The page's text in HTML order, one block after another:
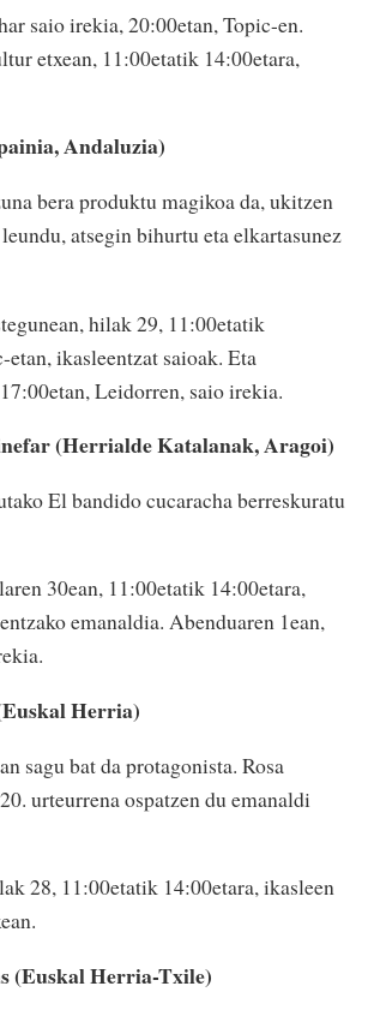
saio irekia, 20:00etan, Topic-en.
etxean, 11:00etatik 14:00etara,
Andaluzia)
bera produktu magikoa da, ukitzen
atsegin bihurtu eta elkartasunez
hilak 29, 11:00etatik
etan, ikasleentzat saioak. Eta
Leidorren, saio irekia.
(Herrialde Katalanak, Aragoi)
El bandido cucaracha berreskuratu
30ean, 11:00etatik 14:00etara,
emanaldia. Abenduaren 1ean,
Herria)
sagu bat da protagonista. Rosa
urteurrena ospatzen du emanaldi
28, 11:00etatik 14:00etara, ikasleen
(Euskal Herria-Txile)